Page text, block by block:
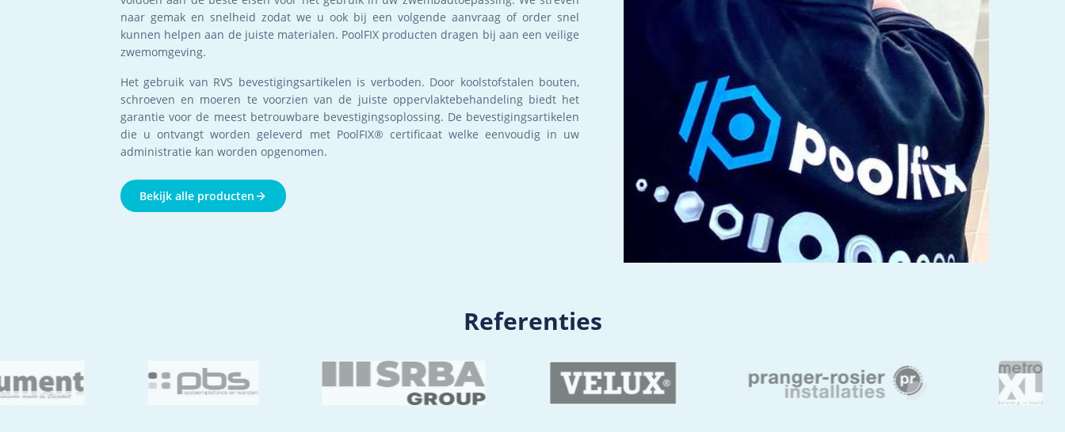
naar gemak en snelheid zodat we u ook bij een volgende aanvraag of order snel
kunnen helpen aan de juiste materialen. PoolFIX producten dragen bij aan een veilige
zwemomgeving.
Het gebruik van RVS bevestigingsartikelen is verboden. Door koolstofstalen bouten,
schroeven en moeren te voorzien van de juiste oppervlaktebehandeling biedt het
garantie voor de meest betrouwbare bevestigingsoplossing. De bevestigingsartikelen
die u ontvangt worden geleverd met PoolFIX® certificaat welke eenvoudig in uw
administratie kan worden opgenomen.
Bekijk alle producten
Referenties